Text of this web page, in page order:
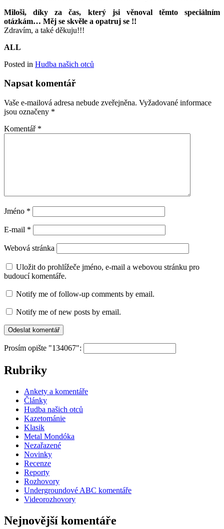
Miloši, díky za čas, který jsi věnoval těmto speciálním
otázkám… Měj se skvěle a opatruj se !!
Zdravím, a také děkuju!!!
ALL
Posted in Hudba našich otců
Napsat komentář
Vaše e-mailová adresa nebude zveřejněna. Vyžadované informace
jsou označeny *
Komentář *
Jméno *
E-mail *
Webová stránka
Uložit do prohlížeče jméno, e-mail a webovou stránku pro
budoucí komentáře.
Notify me of follow-up comments by email.
Notify me of new posts by email.
Prosím opište "134067":
Rubriky
Ankety a komentáře
Články
Hudba našich otců
Kazetománie
Klasik
Metal Mondóka
Nezařazené
Novinky
Recenze
Reporty
Rozhovory
Undergroundové ABC komentáře
Videorozhovory
Nejnovější komentáře